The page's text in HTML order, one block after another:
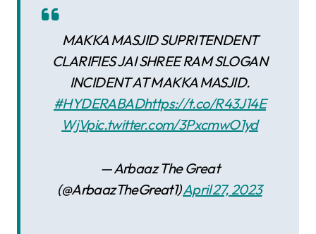
MAKKA MASJID SUPRITENDENT
CLARIFIES JAI SHREE RAM SLOGAN
INCIDENT AT MAKKA MASJID.
#HYDERABADhttps://t.co/R43J14E
WjVpic.twitter.com/3PxcmwO1yd
— Arbaaz The Great
(@ArbaazTheGreat1)April 27, 2023